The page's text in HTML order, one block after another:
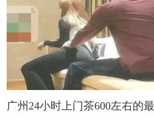
广州24小时上门茶600左右的